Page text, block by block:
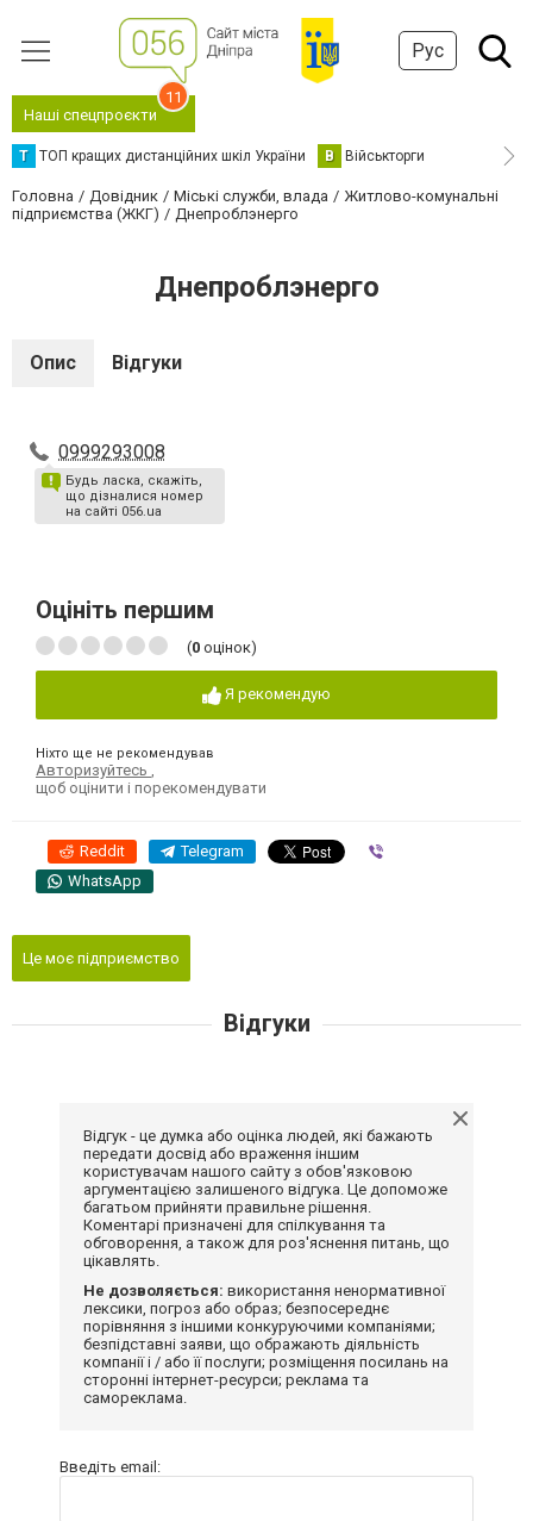
Рус
Наші спецпроєкти
11
Т ТОП кращих дистанційних шкіл України В Військторги
Головна Довідник Міські служби, влада
Житлово-комунальні
підприємства (ЖКГ)
Днепроблэнерго
Днепроблэнерго
Опис Відгуки
0999293008
Будь ласка, скажіть,
що дізналися номер
на сайті 056.ua
Оцініть першим
(0 оцінок)
Я рекомендую
Ніхто ще не рекомендував
Авторизуйтесь
щоб оцінити і порекомендувати
Reddit Telegram
WhatsApp
Це моє підприємство
Відгуки
Відгук - це думка або оцінка людей, які бажають
передати досвід або враження іншим
користувачам нашого сайту з обов'язковою
аргументацією залишеного відгука. Це допоможе
багатьом прийняти правильне рішення.
Коментарі призначені для спілкування та
обговорення, а також для роз'яснення питань, що
цікавлять.
Не дозволяється: використання ненормативної
лексики, погроз або образ; безпосереднє
порівняння з іншими конкуруючими компаніями;
безпідставні заяви, що ображають діяльність
компанії і / або її послуги; розміщення посилань на
сторонні інтернет-ресурси; реклама та
самореклама.
Введіть email: